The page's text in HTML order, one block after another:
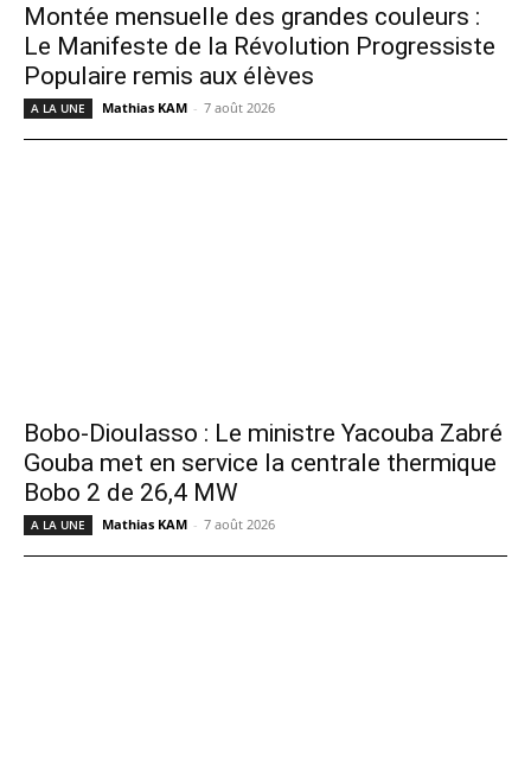
Montée mensuelle des grandes couleurs :
Le Manifeste de la Révolution Progressiste
Populaire remis aux élèves
A LA UNE Mathias KAM - 7 août 2026
Bobo-Dioulasso : Le ministre Yacouba Zabré
Gouba met en service la centrale thermique
Bobo 2 de 26,4 MW
A LA UNE Mathias KAM - 7 août 2026